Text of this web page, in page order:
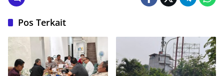
Pos Terkait